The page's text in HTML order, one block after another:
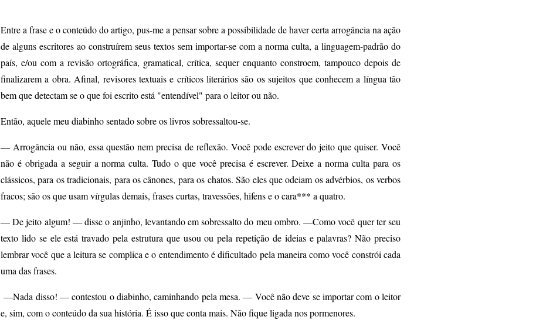
Entre a frase e o conteúdo do artigo, pus-me a pensar sobre a possibilidade de haver certa arrogância na ação
de alguns escritores ao construírem seus textos sem importar-se com a norma culta, a linguagem-padrão do
país, e/ou com a revisão ortográfica, gramatical, crítica, sequer enquanto constroem, tampouco depois de
finalizarem a obra. Afinal, revisores textuais e críticos literários são os sujeitos que conhecem a língua tão
bem que detectam se o que foi escrito está "entendível" para o leitor ou não.
Então, aquele meu diabinho sentado sobre os livros sobressaltou-se.
― Arrogância ou não, essa questão nem precisa de reflexão. Você pode escrever do jeito que quiser. Você
não é obrigada a seguir a norma culta. Tudo o que você precisa é escrever. Deixe a norma culta para os
clássicos, para os tradicionais, para os cânones, para os chatos. São eles que odeiam os advérbios, os verbos
fracos; são os que usam vírgulas demais, frases curtas, travessões, hifens e o cara*** a quatro.
― De jeito algum! ― disse o anjinho, levantando em sobressalto do meu ombro. ―Como você quer ter seu
texto lido se ele está travado pela estrutura que usou ou pela repetição de ideias e palavras? Não preciso
lembrar você que a leitura se complica e o entendimento é dificultado pela maneira como você constrói cada
uma das frases.
―Nada disso! ― contestou o diabinho, caminhando pela mesa. ― Você não deve se importar com o leitor
e, sim, com o conteúdo da sua história. É isso que conta mais. Não fique ligada nos pormenores.